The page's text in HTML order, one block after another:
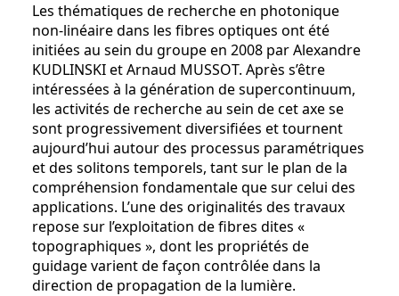
Les thématiques de recherche en photonique
non-linéaire dans les fibres optiques ont été
initiées au sein du groupe en 2008 par Alexandre
KUDLINSKI et Arnaud MUSSOT. Après s’être
intéressées à la génération de supercontinuum,
les activités de recherche au sein de cet axe se
sont progressivement diversifiées et tournent
aujourd’hui autour des processus paramétriques
et des solitons temporels, tant sur le plan de la
compréhension fondamentale que sur celui des
applications. L’une des originalités des travaux
repose sur l’exploitation de fibres dites «
topographiques », dont les propriétés de
guidage varient de façon contrôlée dans la
direction de propagation de la lumière.